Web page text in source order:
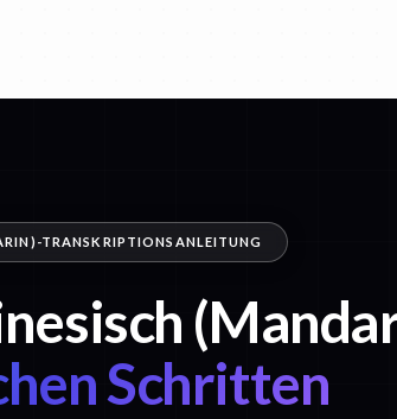
TRANSKRIPTIONSANLEITUNG
Schritten